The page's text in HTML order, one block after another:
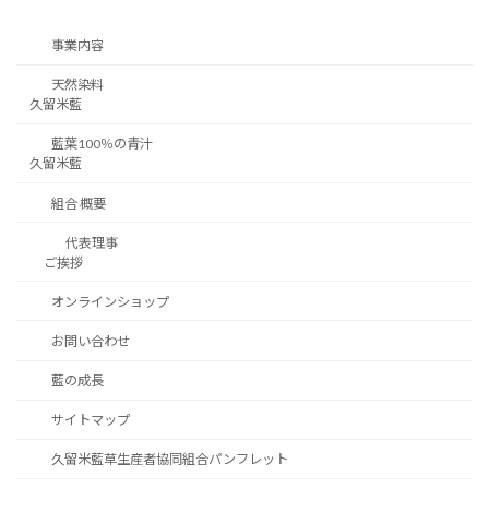
事業内容
天然染料
久留米藍
藍葉100％の青汁
久留米藍
組合 概要
代表理事
ご挨拶
オンラインショップ
お問い合わせ
藍の成長
サイトマップ
久留米藍草生産者協同組合パンフレット